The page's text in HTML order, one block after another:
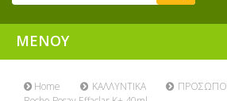
ΜΕΝΟΎ
Home ΚΑΛΛΥΝΤΙΚΑ ΠΡΟΣΩΠΟ